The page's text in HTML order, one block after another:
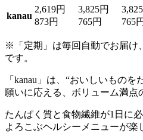
kanau
2,619円
873円
3,825円
765円
765円
※「定期」は毎回自動でお届け
です。
「kanau」は、“おいしいもの
願いに応える、ボリューム満点
たんぱく質と食物繊維が1日に
よろこぶヘルシーメニューが楽